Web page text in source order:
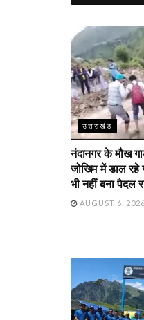
उत्तराखंड
नंदानगर के मौख
जोखिम में डाल रहे
भी नहीं बना पैदल
AUGUST 6, 2026